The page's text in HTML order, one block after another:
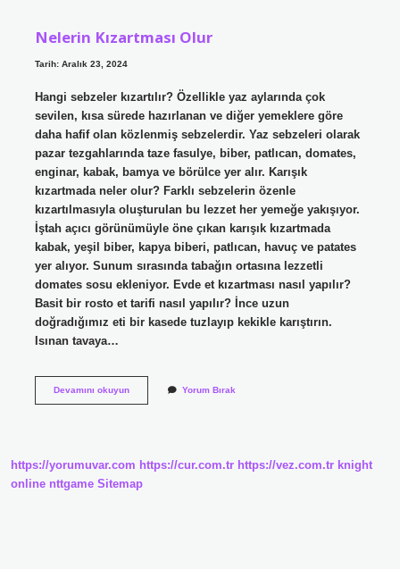
Nelerin Kızartması Olur
Tarih: Aralık 23, 2024
Hangi sebzeler kızartılır? Özellikle yaz aylarında çok
sevilen, kısa sürede hazırlanan ve diğer yemeklere göre
daha hafif olan közlenmiş sebzelerdir. Yaz sebzeleri olarak
pazar tezgahlarında taze fasulye, biber, patlıcan, domates,
enginar, kabak, bamya ve börülce yer alır. Karışık
kızartmada neler olur? Farklı sebzelerin özenle
kızartılmasıyla oluşturulan bu lezzet her yemeğe yakışıyor.
İştah açıcı görünümüyle öne çıkan karışık kızartmada
kabak, yeşil biber, kapya biberi, patlıcan, havuç ve patates
yer alıyor. Sunum sırasında tabağın ortasına lezzetli
domates sosu ekleniyor. Evde et kızartması nasıl yapılır?
Basit bir rosto et tarifi nasıl yapılır? İnce uzun
doğradığımız eti bir kasede tuzlayıp kekikle karıştırın.
Isınan tavaya…
Devamını okuyunNelerin
Yorum Bırak
https://yorumuvar.com https://cur.com.tr https://vez.com.tr knight
online nttgame Sitemap